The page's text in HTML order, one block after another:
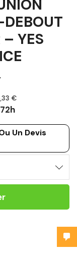
DEBOUT
YES
€
Un Devis